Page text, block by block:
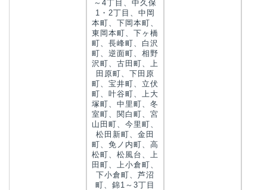
～4丁目、中久保
1・2丁目、中岡
本町、下岡本町、
東岡本町、下ヶ橋
町、長峰町、白沢
町、逆面町、相野
沢町、古田町、上
田原町、下田原
町、宝井町、立伏
町、叶谷町、上大
塚町、中里町、冬
室町、関白町、宮
山田町、今里町、
松田新町、金田
町、免ノ内町、高
松町、松風台、上
田町、上小倉町、
下小倉町、芦沼
町、錦1～3丁目